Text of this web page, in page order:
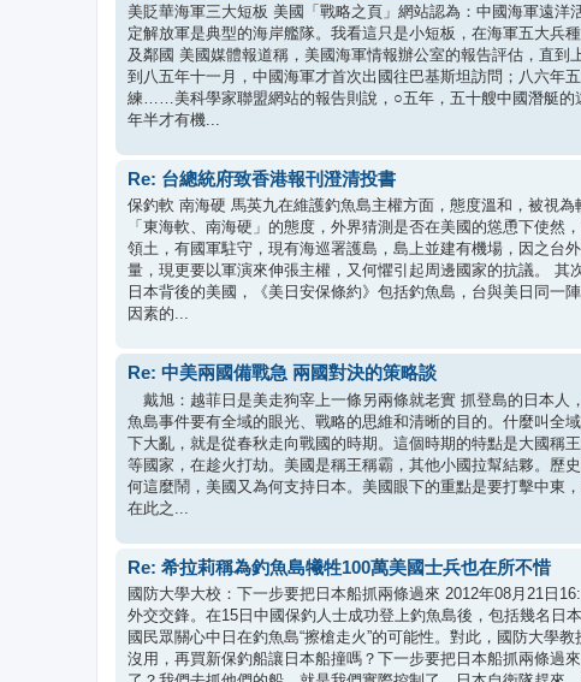
美貶華海軍三大短板 美國「戰略之頁」網站認為：中國海軍遠
定解放軍是典型的海岸艦隊。我看這只是小短板，在海軍五大兵
及鄰國 美國媒體報道稱，美國海軍情報辦公室的報告評估，直
到八五年十一月，中國海軍才首次出國往巴基斯坦訪問；八六年
練……美科學家聯盟網站的報告則說，○五年，五十艘中國潛艇的
年半才有機...
Re: 台總統府致香港報刊澄清投書
保釣軟 南海硬 馬英九在維護釣魚島主權方面，態度溫和，被視
「東海軟、南海硬」的態度，外界猜測是否在美國的慫恿下使
領土，有國軍駐守，現有海巡署護島，島上並建有機場，因之台
量，現更要以軍演來伸張主權，又何懼引起周邊國家的抗議。
日本背後的美國，《美日安保條約》包括釣魚島，台與美日同一
因素的...
Re: 中美兩國備戰急 兩國對決的策略談
戴旭：越菲日是美走狗宰上一條另兩條就老實 抓登島的日本
魚島事件要有全域的眼光、戰略的思維和清晰的目的。什麼叫全
下大亂，就是從春秋走向戰國的時期。這個時期的特點是大國稱
等國家，在趁火打劫。美國是稱王稱霸，其他小國拉幫結夥。歷
何這麼鬧，美國又為何支持日本。美國眼下的重點是要打擊中東
在此之...
Re: 希拉莉稱為釣魚島犧牲100萬美國士兵也在所不惜
國防大學大校：下一步要把日本船抓兩條過來 2012年08月21
外交交鋒。在15日中國保釣人士成功登上釣魚島後，包括幾名
國民眾關心中日在釣魚島“擦槍走火”的可能性。對此，國防大學
沒用，再買新保釣船讓日本船撞嗎？下一步要把日本船抓兩條過